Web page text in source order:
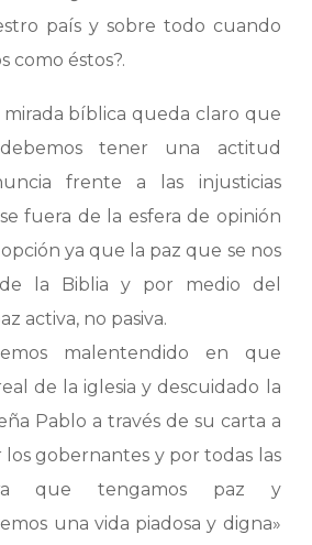
país y sobre todo cuando
como éstos?.
bíblica queda claro que
tener una actitud
frente a las injusticias
fuera de la esfera de opinión
ya que la paz que se nos
la Biblia y por medio del
activa, no pasiva.
malentendido en que
de la iglesia y descuidado la
Pablo a través de su carta a
los gobernantes y por todas las
que tengamos paz y
una vida piadosa y digna»